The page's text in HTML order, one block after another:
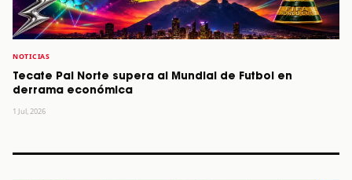
NOTICIAS
Tecate Pal Norte supera al Mundial de Futbol en
derrama económica
1 Jul, 2026